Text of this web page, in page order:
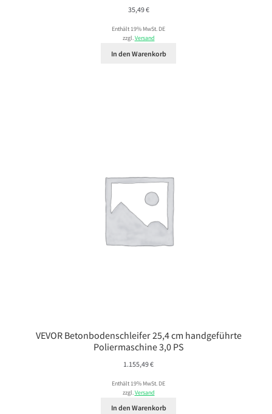
35,49€
Enthält 19% MwSt. DE
zzgl.Versand
In den Warenkorb
VEVOR Betonbodenschleifer 25,4 cm handgeführte
Poliermaschine 3,0 PS
1.155,49€
Enthält 19% MwSt. DE
zzgl.Versand
In den Warenkorb